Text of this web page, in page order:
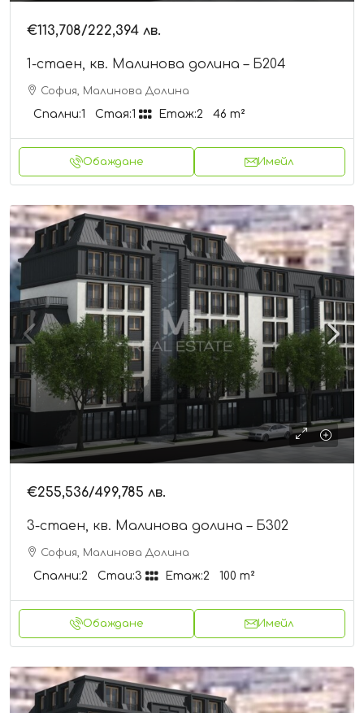
€113,708/222,394 лв.
1-стаен, кв. Малинова долина – Б204
София, Малинова Долина
Спални:1 Стая:1 Етаж:2 46 m²
Обаждане Имейл
€255,536/499,785 лв.
3-стаен, кв. Малинова долина – Б302
София, Малинова Долина
Спални:2 Стаи:3 Етаж:2 100 m²
Обаждане Имейл